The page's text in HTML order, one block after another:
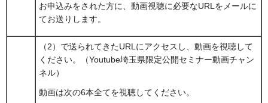
お申込みをされた方に、動画視聴に必要なURLをメールに
てお送りします。
（2）で送られてきたURLにアクセスし、動画を視聴して
ください。（Youtube埼玉県限定公開セミナー動画チャン
ネル）
動画は次の6本全てを視聴してください。